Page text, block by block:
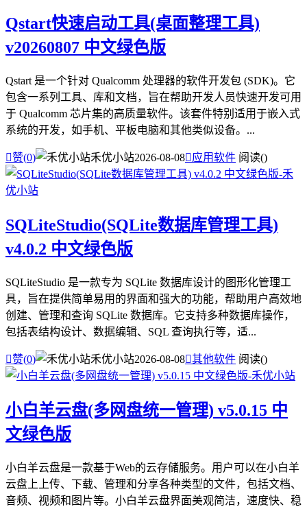
Qstart快速启动工具(桌面整理工具)
v20260807 中文绿色版
Qstart 是一个针对 Qualcomm 处理器的软件开发包 (SDK)。它
包含一系列工具、库和文档，旨在帮助开发人员快速开发可用
于 Qualcomm 芯片集的高质量软件。该套件特别适用于嵌入式
系统的开发，如手机、平板电脑和其他类似设备。...
赞(0) 禾优小站2026-08-08应用软件 阅读()
SQLiteStudio(SQLite数据库管理工具)
v4.0.2 中文绿色版
SQLiteStudio 是一款专为 SQLite 数据库设计的图形化管理工
具，旨在提供简单易用的界面和强大的功能，帮助用户高效地
创建、管理和查询 SQLite 数据库。它支持多种数据库操作，
包括表结构设计、数据编辑、SQL 查询执行等，适...
赞(0) 禾优小站2026-08-08其他软件 阅读()
小白羊云盘(多网盘统一管理) v5.0.15 中
文绿色版
小白羊云盘是一款基于Web的云存储服务。用户可以在小白羊
云盘上上传、下载、管理和分享各种类型的文件，包括文档、
音频、视频和图片等。小白羊云盘界面美观简洁，速度快、稳